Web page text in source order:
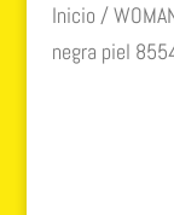
Inicio /
negra piel